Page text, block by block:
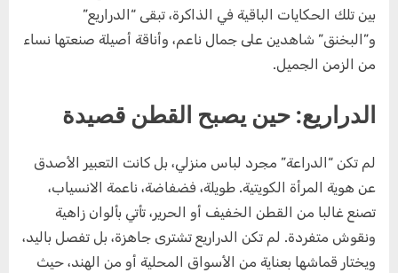
بين تلك الحكايات الباقية في الذاكرة، تبقى “الدراريع”
و”البخنق” شاهدين على جمال ناعم، وأناقة أصيلة صنعتها نساء
من الزمن الجميل.
الدراريع: حين يصبح القطن قصيدة
لم تكن “الدراعة” مجرد لباس منزلي، بل كانت التعبير الأصدق
عن هوية المرأة الكويتية. طويلة، فضفاضة، ناعمة الانسياب،
تصنع غالبا من القطن الخفيف أو الحرير، تأتي بألوان زاهية
ونقوش متفردة. لم تكن الدراريع تشترى جاهزة، بل تفصل باليد،
ويختار قماشها بعناية من الأسواق المحلية أو من الهند، حيث